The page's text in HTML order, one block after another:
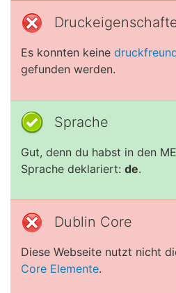
Es konnten keine
gefunden werden.
Sprache
Gut, denn du habst in den
Sprache deklariert: de.
Dublin Core
Diese Webseite nutzt nicht
Core Elemente.